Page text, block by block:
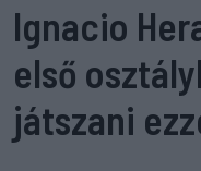
Ignacio
első
játszani